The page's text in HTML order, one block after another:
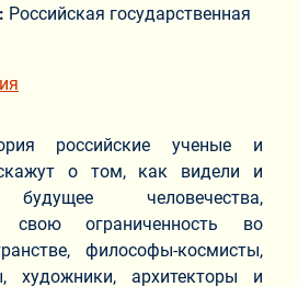
Российская государственная
российские ученые и
о том, как видели и
будущее человечества,
свою ограниченность во
философы-космисты,
художники, архитекторы и